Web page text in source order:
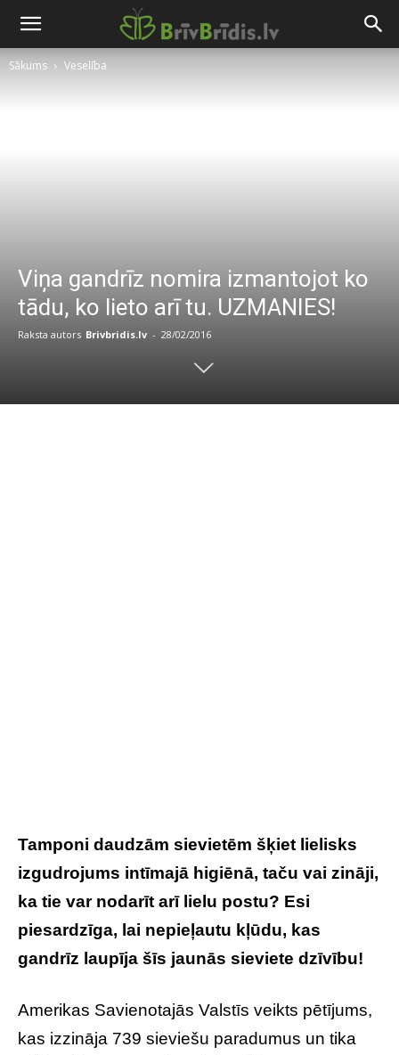
Sākums Veselība
Viņa gandrīz nomira izmantojot ko
tādu, ko lieto arī tu. UZMANIES!
Raksta autors Brivbridis.lv - 28/02/2016
Tamponi daudzām sievietēm šķiet lielisks
izgudrojums intīmajā higiēnā, taču vai zināji,
ka tie var nodarīt arī lielu postu? Esi
piesardzīga, lai nepieļautu kļūdu, kas
gandrīz laupīja šīs jaunās sieviete dzīvību!
Amerikas Savienotajās Valstīs veikts pētījums,
kas izzināja 739 sieviešu paradumus un tika